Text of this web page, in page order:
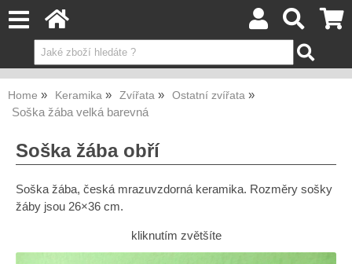
Home Keramika Zvířata Ostatní zvířata
Soška žába velká barevná
Soška žába obří
Soška žába, česká mrazuvzdorná keramika. Rozměry sošky
žáby jsou 26×36 cm.
kliknutím zvětšíte